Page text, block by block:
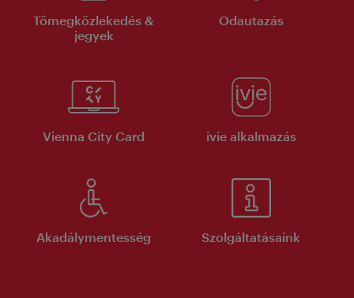
Tömegközlekedés &
jegyek
Odautazás
Vienna City Card ivie alkalmazás
Akadálymentesség Szolgáltatásaink